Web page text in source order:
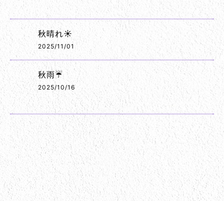
秋晴れ☀️
2025/11/01
秋雨☔
2025/10/16